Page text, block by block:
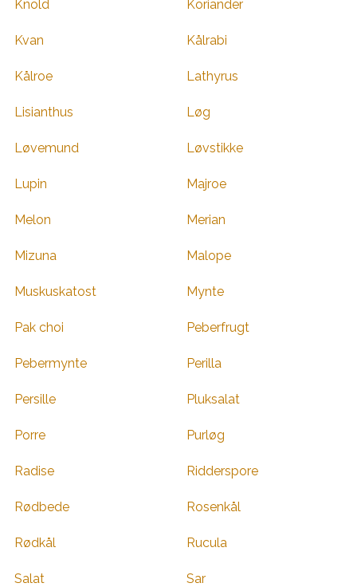
Knold Koriander
Kvan Kålrabi
Kålroe Lathyrus
Lisianthus Løg
Løvemund Løvstikke
Lupin Majroe
Melon Merian
Mizuna Malope
Muskuskatost Mynte
Pak choi Peberfrugt
Pebermynte Perilla
Persille Pluksalat
Porre Purløg
Radise Ridderspore
Rødbede Rosenkål
Rødkål Rucula
Salat Sar